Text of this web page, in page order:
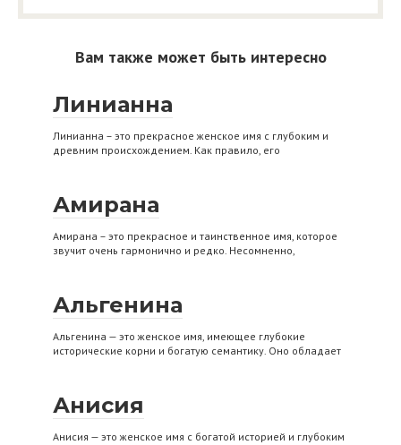
Вам также может быть интересно
Линианна
Линианна – это прекрасное женское имя с глубоким и
древним происхождением. Как правило, его
Амирана
Амирана – это прекрасное и таинственное имя, которое
звучит очень гармонично и редко. Несомненно,
Альгенина
Альгенина — это женское имя, имеющее глубокие
исторические корни и богатую семантику. Оно обладает
Анисия
Анисия — это женское имя с богатой историей и глубоким